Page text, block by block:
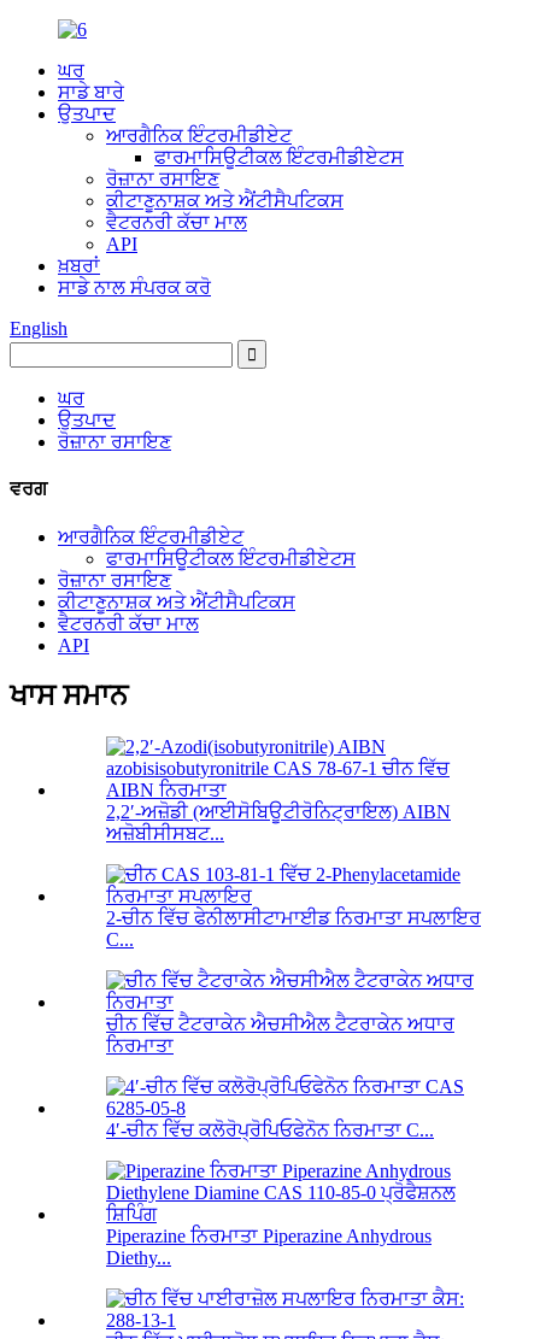
ਘਰ
ਸਾਡੇ ਬਾਰੇ
ਉਤਪਾਦ
ਆਰਗੈਨਿਕ ਇੰਟਰਮੀਡੀਏਟ
ਫਾਰਮਾਸਿਊਟੀਕਲ ਇੰਟਰਮੀਡੀਏਟਸ
ਰੋਜ਼ਾਨਾ ਰਸਾਇਣ
ਕੀਟਾਣੂਨਾਸ਼ਕ ਅਤੇ ਐਂਟੀਸੈਪਟਿਕਸ
ਵੈਟਰਨਰੀ ਕੱਚਾ ਮਾਲ
API
ਖ਼ਬਰਾਂ
ਸਾਡੇ ਨਾਲ ਸੰਪਰਕ ਕਰੋ
English
ਘਰ
ਉਤਪਾਦ
ਰੋਜ਼ਾਨਾ ਰਸਾਇਣ
ਵਰਗ
ਆਰਗੈਨਿਕ ਇੰਟਰਮੀਡੀਏਟ
ਫਾਰਮਾਸਿਊਟੀਕਲ ਇੰਟਰਮੀਡੀਏਟਸ
ਰੋਜ਼ਾਨਾ ਰਸਾਇਣ
ਕੀਟਾਣੂਨਾਸ਼ਕ ਅਤੇ ਐਂਟੀਸੈਪਟਿਕਸ
ਵੈਟਰਨਰੀ ਕੱਚਾ ਮਾਲ
API
ਖਾਸ ਸਮਾਨ
2,2′-ਅਜ਼ੋਡੀ (ਆਈਸੋਬਿਊਟੀਰੋਨਿਟ੍ਰਾਇਲ) AIBN
ਅਜ਼ੋਬੀਸੀਸਬਟ...
2-ਚੀਨ ਵਿੱਚ ਫੇਨੀਲਾਸੀਟਾਮਾਈਡ ਨਿਰਮਾਤਾ ਸਪਲਾਇਰ
C...
ਚੀਨ ਵਿੱਚ ਟੈਟਰਾਕੇਨ ਐਚਸੀਐਲ ਟੈਟਰਾਕੇਨ ਅਧਾਰ
ਨਿਰਮਾਤਾ
4′-ਚੀਨ ਵਿੱਚ ਕਲੋਰੋਪ੍ਰੋਪਿਓਫੇਨੋਨ ਨਿਰਮਾਤਾ C...
Piperazine ਨਿਰਮਾਤਾ Piperazine Anhydrous
Diethy...